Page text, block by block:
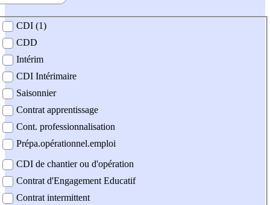
contrat
CDI (1)
CDD
Intérim
CDI Intérimaire
Saisonnier
Contrat apprentissage
Cont. professionnalisation
Prépa.opérationnel.emploi
CDI de chantier ou d'opération
Contrat d'Engagement Educatif
Contrat intermittent